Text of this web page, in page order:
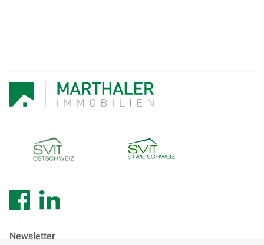
Newsletter